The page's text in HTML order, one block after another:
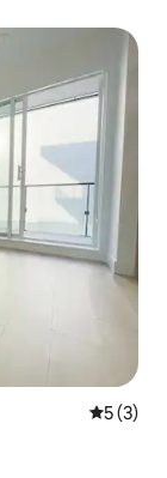
5 (3)